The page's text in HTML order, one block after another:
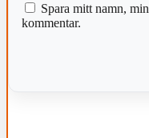
Spara mitt namn,
kommentar.